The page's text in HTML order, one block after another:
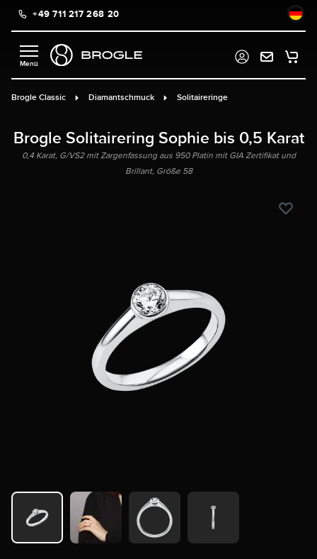
springen
+49 711 217 268 20
Brogle Classic Diamantschmuck Solitaireringe
Brogle Solitairering Sophie bis 0,5 Karat
0,4 Karat, G/VS2 mit Zargenfassung aus 950 Platin mit GIA Zertifikat und
Brillant, Größe 58